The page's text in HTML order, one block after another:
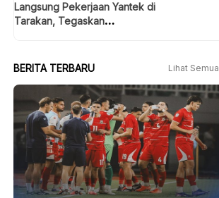
Langsung Pekerjaan Yantek di
Tarakan, Tegaskan
BERITA TERBARU Lihat Semua